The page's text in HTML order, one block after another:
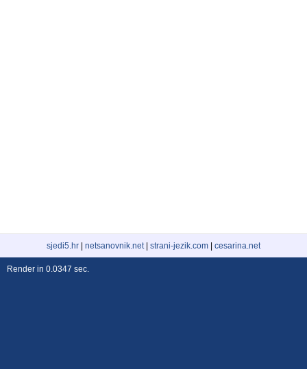
sjedi5.hr netsanovnik.net| strani-jezik.com cesarina.net
Render in 0.0347 sec.